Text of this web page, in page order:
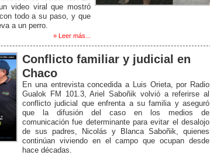
video viral que mostró
todo a su paso, y que
a un perro.
» Leer más...
Conflicto familiar y judicial en
Chaco
En una entrevista concedida a Luis Orieta, por Radio
Gualok FM 101.3, Ariel Saboñik volvió a referirse al
conflicto judicial que enfrenta a su familia y aseguró
que la difusión del caso en los medios de
comunicación fue determinante para evitar el desalojo
de sus padres, Nicolás y Blanca Saboñik, quienes
continúan viviendo en el campo que ocupan desde
hace décadas.